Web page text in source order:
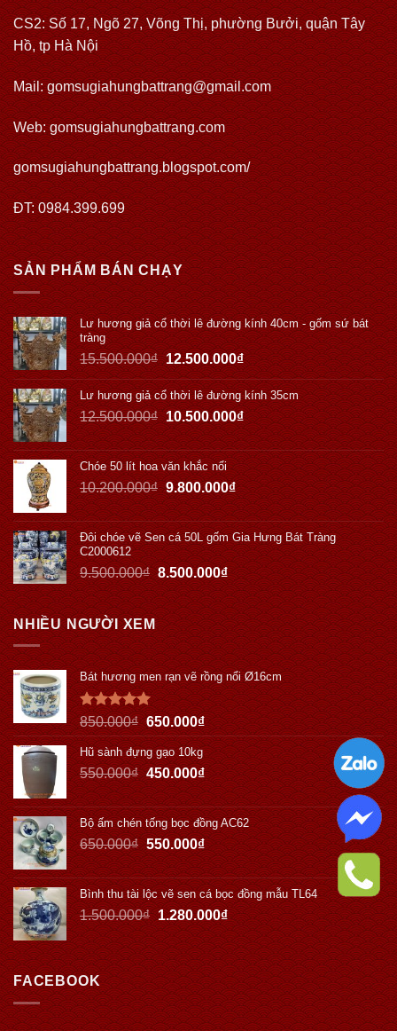
CS2: Số 17, Ngõ 27, Võng Thị, phường Bưởi, quận Tây
Hồ, tp Hà Nội
Mail: gomsugiahungbattrang@gmail.com
Web:gomsugiahungbattrang.com
gomsugiahungbattrang.blogspot.com/
ĐT: 0984.399.699
SẢN PHẨM BÁN CHẠY
Lư hương giả cổ thời lê đường kính 40cm - gốm sứ bát
tràng
15.500.000₫ 12.500.000₫
Lư hương giả cổ thời lê đường kính 35cm
12.500.000₫ 10.500.000₫
Chóe 50 lít hoa văn khắc nổi
10.200.000₫ 9.800.000₫
Đôi chóe vẽ Sen cá 50L gốm Gia Hưng Bát Tràng
C2000612
9.500.000₫ 8.500.000₫
NHIỀU NGƯỜI XEM
Bát hương men rạn vẽ rồng nổi Ø16cm
Được xếp
hạng5.00
5 sao
850.000₫ 650.000₫
Hũ sành đựng gạo 10kg
550.000₫ 450.000₫
Bộ ấm chén tống bọc đồng AC62
650.000₫ 550.000₫
Bình thu tài lộc vẽ sen cá bọc đồng mẫu TL64
1.500.000₫ 1.280.000₫
FACEBOOK